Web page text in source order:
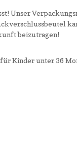
Unser
beizutragen!
Kinder unter 36